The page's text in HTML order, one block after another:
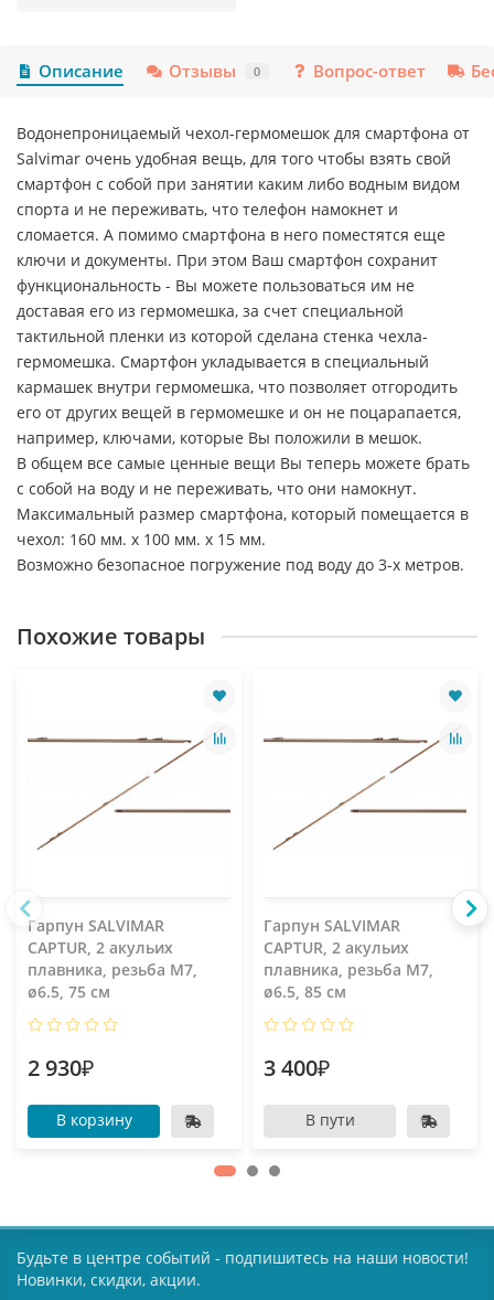
Описание Отзывы 0 Вопрос-ответ
Водонепроницаемый чехол-гермомешок для смартфона от
Salvimar очень удобная вещь, для того чтобы взять свой
смартфон с собой при занятии каким либо водным видом
спорта и не переживать, что телефон намокнет и
сломается. А помимо смартфона в него поместятся еще
ключи и документы. При этом Ваш смартфон сохранит
функциональность - Вы можете пользоваться им не
доставая его из гермомешка, за счет специальной
тактильной пленки из которой сделана стенка чехла-
гермомешка. Смартфон укладывается в специальный
кармашек внутри гермомешка, что позволяет отгородить
его от других вещей в гермомешке и он не поцарапается,
например, ключами, которые Вы положили в мешок.
В общем все самые ценные вещи Вы теперь можете брать
с собой на воду и не переживать, что они намокнут.
Максимальный размер смартфона, который помещается в
чехол: 160 мм. х 100 мм. х 15 мм.
Возможно безопасное погружение под воду до 3-х метров.
Похожие товары
Гарпун SALVIMAR
CAPTUR, 2 акульих
плавника, резьба М7,
ø6.5, 75 см
2 930₽
В корзину
Гарпун SALVIMAR
CAPTUR, 2 акульих
плавника, резьба М7,
ø6.5, 85 см
3 400₽
В пути
Будьте в центре событий - подпишитесь на наши новости!
Новинки, скидки, акции.